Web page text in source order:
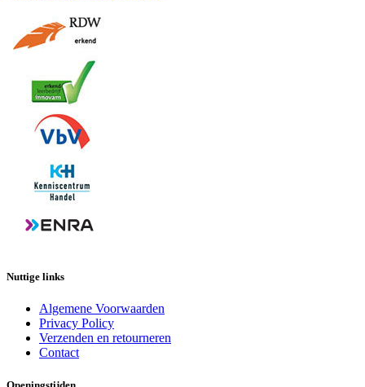
Nuttige links
Algemene Voorwaarden
Privacy Policy
Verzenden en retourneren
Contact